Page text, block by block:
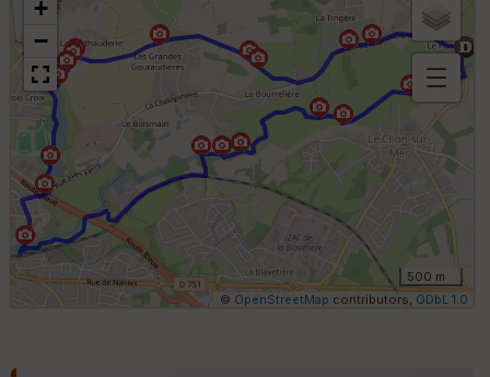
+
−
B
or
e
s
ki
lo
m
ri
q
500 m
© OpenStreetMap contributors, ODbL 1.0